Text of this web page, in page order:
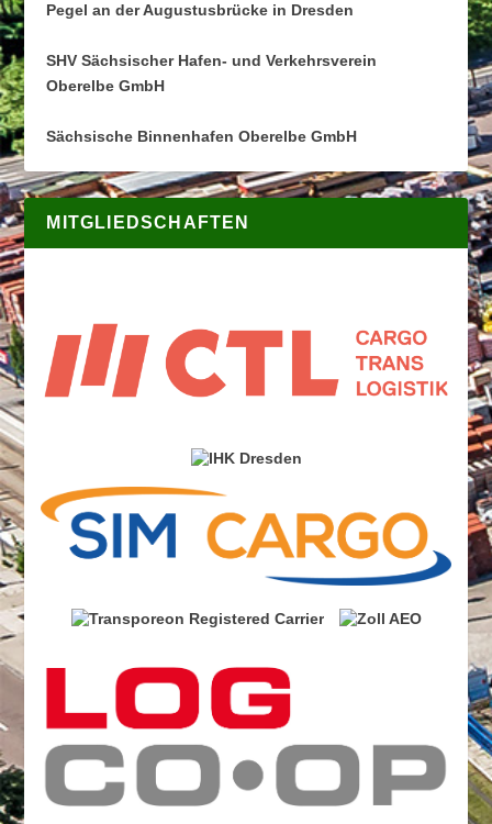
Pegel an der Augustusbrücke in Dresden
SHV Sächsischer Hafen- und Verkehrsverein
Oberelbe GmbH
Sächsische Binnenhafen Oberelbe GmbH
MITGLIEDSCHAFTEN